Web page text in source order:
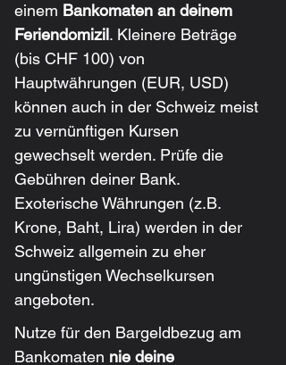
einem Bankomaten an deinem
Feriendomizil. Kleinere Beträge
(bis CHF 100) von
Hauptwährungen (EUR, USD)
können auch in der Schweiz meist
zu vernünftigen Kursen
gewechselt werden. Prüfe die
Gebühren deiner Bank.
Exoterische Währungen (z.B.
Krone, Baht, Lira) werden in der
Schweiz allgemein zu eher
ungünstigen Wechselkursen
angeboten.
Nutze für den Bargeldbezug am
Bankomaten nie deine